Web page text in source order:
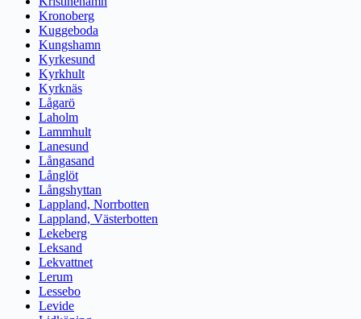
Kronoberg
Kuggeboda
Kungshamn
Kyrkesund
Kyrkhult
Kyrknäs
Lågarö
Laholm
Lammhult
Lanesund
Långasand
Långlöt
Långshyttan
Lappland, Norrbotten
Lappland, Västerbotten
Lekeberg
Leksand
Lekvattnet
Lerum
Lessebo
Levide